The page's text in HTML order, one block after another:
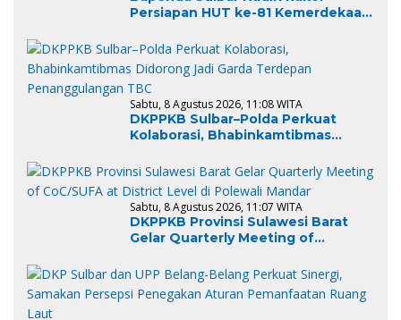
Persiapan HUT ke-81 Kemerdekaan
Tingkat Provinsi Sulawesi Barat
Sabtu, 8 Agustus 2026, 11:08 WITA
DKPPKB Sulbar–Polda Perkuat
Kolaborasi, Bhabinkamtibmas
Penanggulangan TBC
Sabtu, 8 Agustus 2026, 11:07 WITA
DKPPKB Provinsi Sulawesi Barat
Gelar Quarterly Meeting of
Polewali Mandar